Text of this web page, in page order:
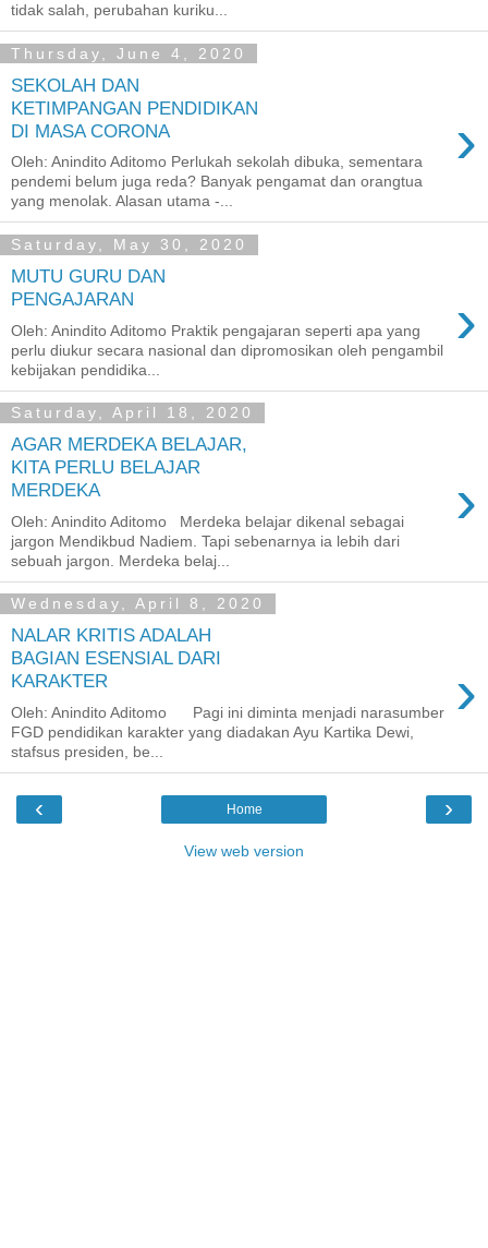
tidak salah, perubahan kuriku...
Thursday, June 4, 2020
SEKOLAH DAN
KETIMPANGAN PENDIDIKAN
DI MASA CORONA
›
Oleh: Anindito Aditomo Perlukah sekolah dibuka, sementara
pendemi belum juga reda? Banyak pengamat dan orangtua
yang menolak. Alasan utama -...
Saturday, May 30, 2020
MUTU GURU DAN
PENGAJARAN
›
Oleh: Anindito Aditomo Praktik pengajaran seperti apa yang
perlu diukur secara nasional dan dipromosikan oleh pengambil
kebijakan pendidika...
Saturday, April 18, 2020
AGAR MERDEKA BELAJAR,
KITA PERLU BELAJAR
MERDEKA
›
Oleh: Anindito Aditomo Merdeka belajar dikenal sebagai
jargon Mendikbud Nadiem. Tapi sebenarnya ia lebih dari
sebuah jargon. Merdeka belaj...
Wednesday, April 8, 2020
NALAR KRITIS ADALAH
BAGIAN ESENSIAL DARI
KARAKTER
›
Oleh: Anindito Aditomo Pagi ini diminta menjadi narasumber
FGD pendidikan karakter yang diadakan Ayu Kartika Dewi,
stafsus presiden, be...
‹ ›
Home
View web version